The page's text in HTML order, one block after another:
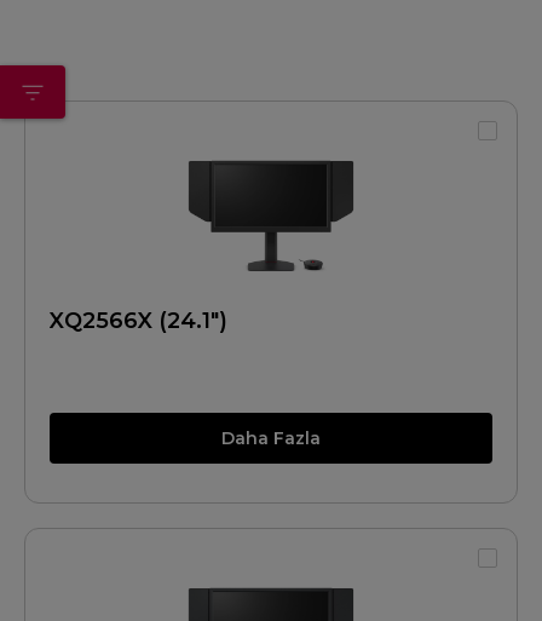
XQ2566X (24.1")
Daha Fazla